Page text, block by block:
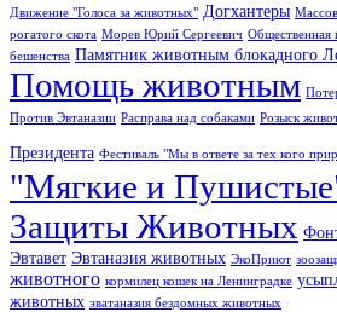
Движение "Голоса за животных" Догхантеры
рогатого скота Морев Юрий Сергеевич Общественная
бешенства Памятник животным блокадного
Помощь животным
Против Эвтаназии Расправа над собаками Розыск
Президента Фестиваль "Мы в ответе за тех кого
"Мягкие и
Защиты Животных
Эвтавет Эвтаназия животных ЭкоПриют
животного кормилец кошек на Ленинградке
животных эватаназия бездомных животных